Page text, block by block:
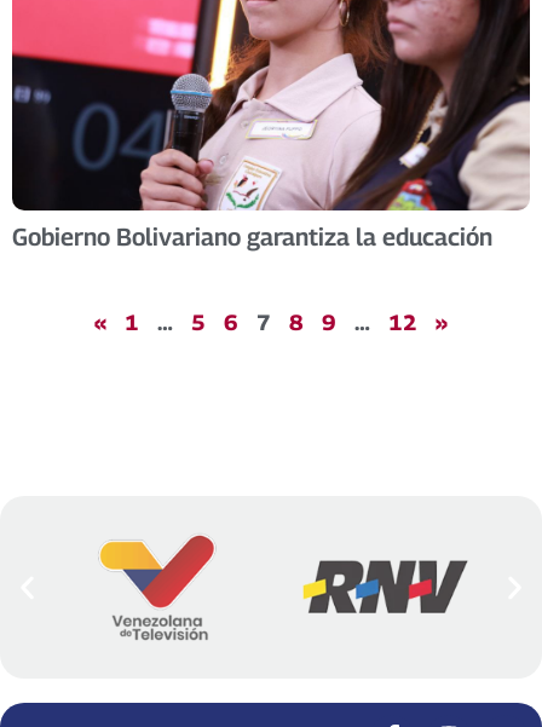
Gobierno Bolivariano garantiza la educación
« 1 … 5 6 7 8 9 … 12 »